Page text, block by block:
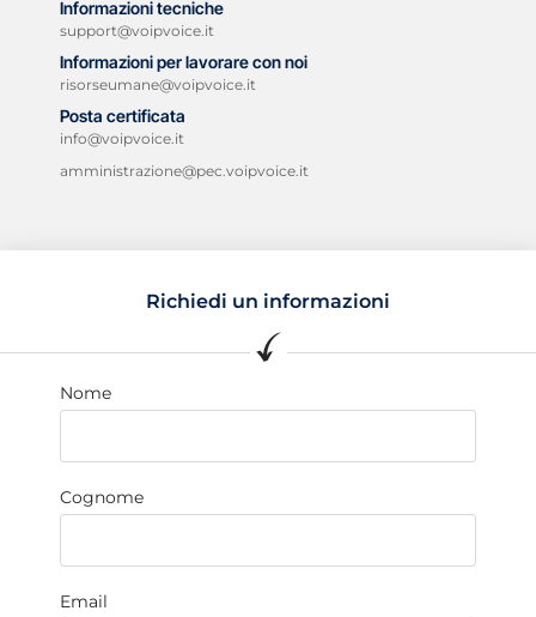
Informazioni tecniche
support@voipvoice.it
Informazioni per lavorare con noi
risorseumane@voipvoice.it
Posta certificata
info@voipvoice.it
amministrazione@pec.voipvoice.it
Richiedi un informazioni
Nome
Cognome
Email